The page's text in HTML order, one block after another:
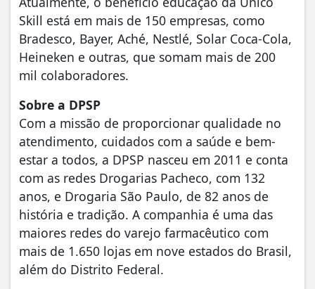
Skill está em mais de 150 empresas, como
Bradesco, Bayer, Aché, Nestlé, Solar Coca-Cola,
Heineken e outras, que somam mais de 200
mil colaboradores.
Sobre a DPSP
Com a missão de proporcionar qualidade no
atendimento, cuidados com a saúde e bem-
estar a todos, a DPSP nasceu em 2011 e conta
com as redes Drogarias Pacheco, com 132
anos, e Drogaria São Paulo, de 82 anos de
história e tradição. A companhia é uma das
maiores redes do varejo farmacêutico com
mais de 1.650 lojas em nove estados do Brasil,
além do Distrito Federal.